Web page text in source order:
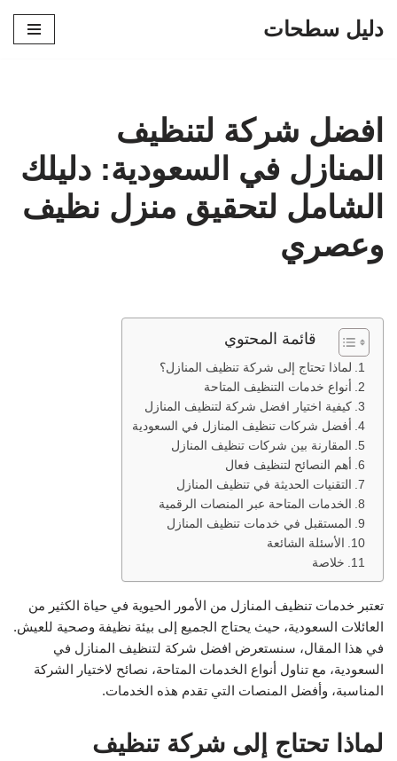
دليل سطحات
افضل شركة لتنظيف
المنازل في السعودية: دليلك
الشامل لتحقيق منزل نظيف
وعصري
قائمة المحتوي
لماذا تحتاج إلى شركة تنظيف المنازل؟
أنواع خدمات التنظيف المتاحة
كيفية اختيار افضل شركة لتنظيف المنازل
أفضل شركات تنظيف المنازل في السعودية
المقارنة بين شركات تنظيف المنازل
أهم النصائح لتنظيف فعال
التقنيات الحديثة في تنظيف المنازل
الخدمات المتاحة عبر المنصات الرقمية
المستقبل في خدمات تنظيف المنازل
الأسئلة الشائعة
خلاصة
تعتبر خدمات تنظيف المنازل من الأمور الحيوية في حياة الكثير من
العائلات السعودية، حيث يحتاج الجميع إلى بيئة نظيفة وصحية للعيش.
في هذا المقال، سنستعرض افضل شركة لتنظيف المنازل في
السعودية، مع تناول أنواع الخدمات المتاحة، نصائح لاختيار الشركة
المناسبة، وأفضل المنصات التي تقدم هذه الخدمات.
لماذا تحتاج إلى شركة تنظيف